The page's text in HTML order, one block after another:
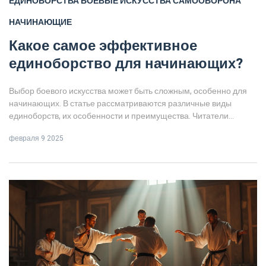
НАЧИНАЮЩИЕ
Какое самое эффективное
единоборство для начинающих?
Выбор боевого искусства может быть сложным, особенно для
начинающих. В статье рассматриваются различные виды
единоборств, их особенности и преимущества. Читатели
зависимости от целей и уровня подготовки. Здесь также даны
сделать выбор, соответствующий вашим интересам и
потребностям.
февраля 9 2025